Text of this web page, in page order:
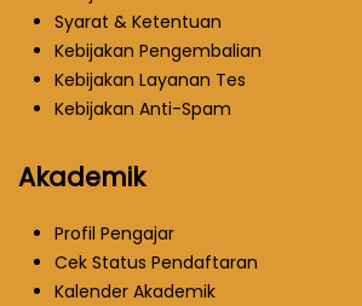
Syarat & Ketentuan
Kebijakan Pengembalian
Kebijakan Layanan Tes
Kebijakan Anti-Spam
Akademik
Profil Pengajar
Cek Status Pendaftaran
Kalender Akademik